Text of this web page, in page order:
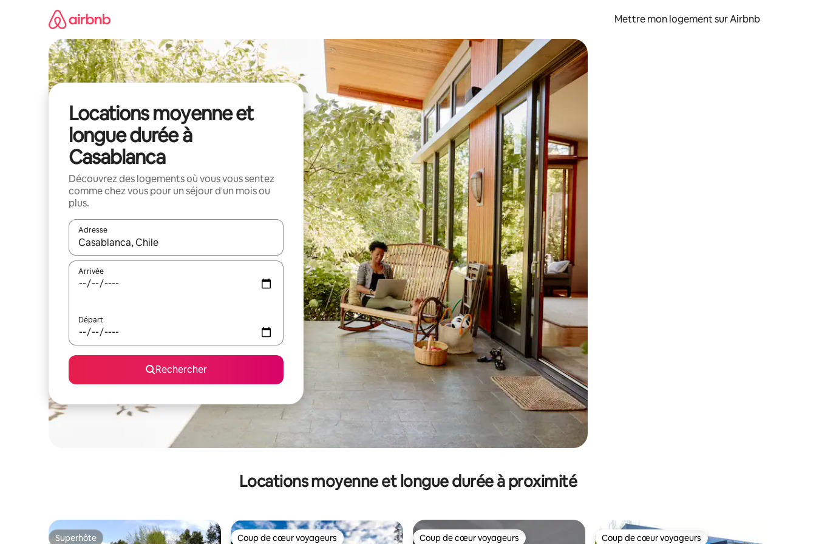
Mettre mon logement sur Airbnb
Locations moyenne et
longue durée à
Casablanca
Découvrez des logements où vous vous sentez
comme chez vous pour un séjour d'un mois ou
plus.
Adresse
Lorsque les résultats s'affichent, utilisez les flèches vers le haut et vers le bas pour les parcourir ou en appuyant et en faisant glisser.
Arrivée
Départ
Rechercher
Locations moyenne et longue durée à proximité
Superhôte Coup de cœur voyageurs Coup de cœur voyageurs Coup de cœur voyageurs